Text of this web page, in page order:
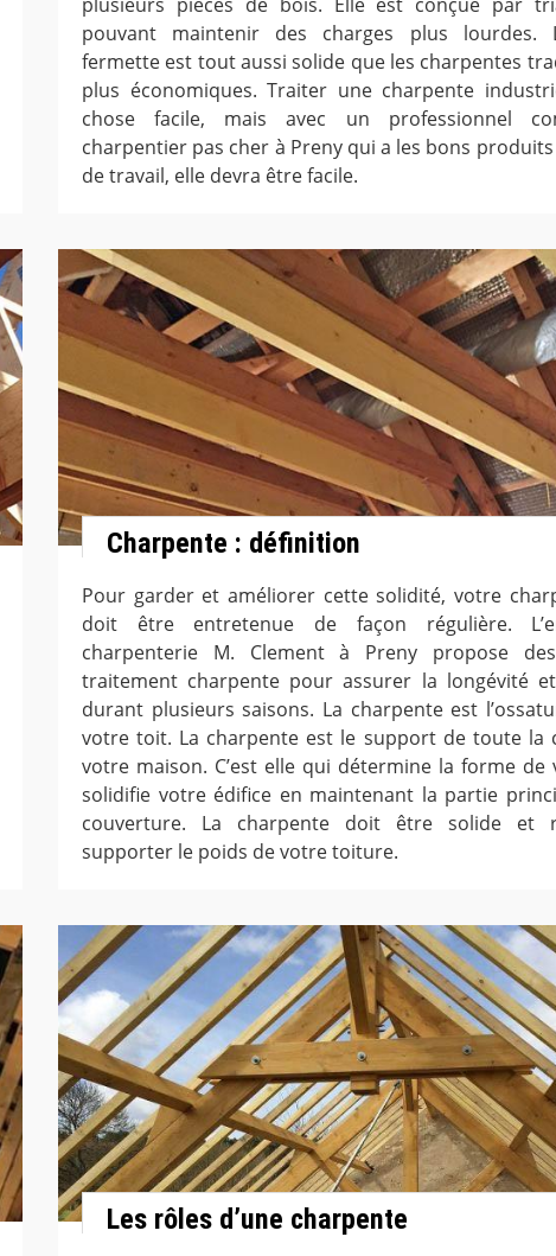
pouvant maintenir des charges plus lourdes.
fermette est tout aussi solide que les charpentes
plus économiques. Traiter une charpente
chose facile, mais avec un professionnel
charpentier pas cher à Preny qui a les bons
de travail, elle devra être facile.
Charpente : définition
Pour garder et améliorer cette solidité, votre
doit être entretenue de façon régulière.
charpenterie M. Clement à Preny propose
traitement charpente pour assurer la longévité
durant plusieurs saisons. La charpente est
votre toit. La charpente est le support de toute la
votre maison. C’est elle qui détermine la forme de
solidifie votre édifice en maintenant la partie
couverture. La charpente doit être solide et
supporter le poids de votre toiture.
Les rôles d’une charpente